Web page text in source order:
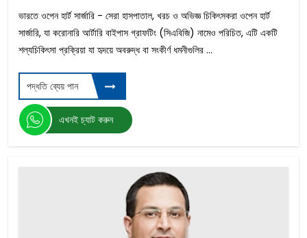
ভারতে ওপেন হার্ট সার্জারি - সেরা হাসপাতাল, খরচ ও অভিজ্ঞ চিকিৎসকরা ওপেন হার্ট
সার্জারি, যা করোনারি আর্টারি বাইপাস গ্রাফটিং (সিএবিজি) নামেও পরিচিত, এটি একটি
শল্যচিকিৎসা প্রক্রিয়া যা হৃদয়ে অবরুদ্ধ বা সংকীর্ণ ধমনীগুলির ...
পদ্ধতি ব্যেয় পান
এখনই চ্যাট করুন